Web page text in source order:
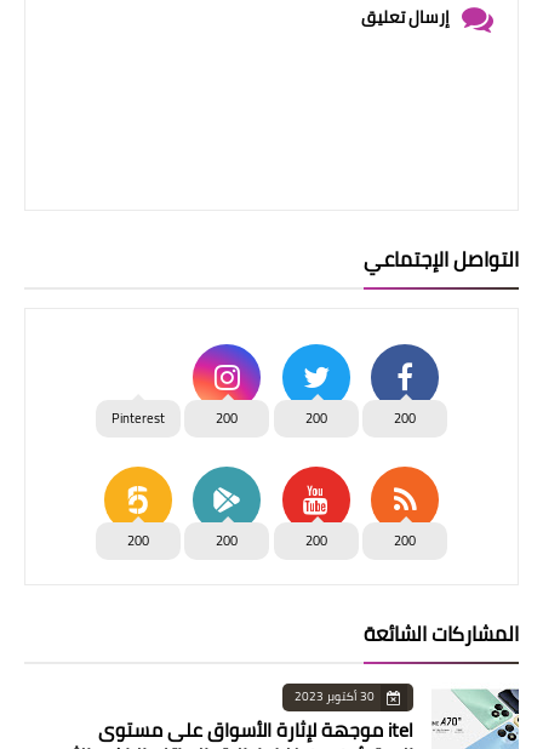
إرسال تعليق
التواصل الإجتماعي
200
200
200
Pinterest
200
200
200
200
المشاركات الشائعة
30 أكتوبر 2023
itel موجهة لإثارة الأسواق على مستوى